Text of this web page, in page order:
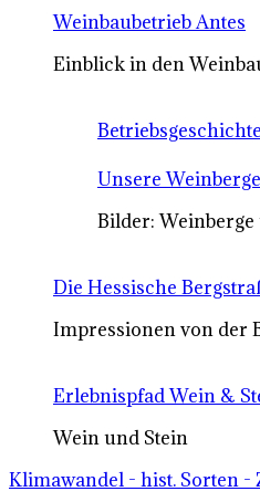
Weinbaubetrieb Antes
Einblick in den
Betriebsgeschichte
Unsere Weinberge
Bilder:
Die Hessische
Impressionen von der
Erlebnispfad Wein &
Wein und Stein
Klimawandel - hist. Sorten -